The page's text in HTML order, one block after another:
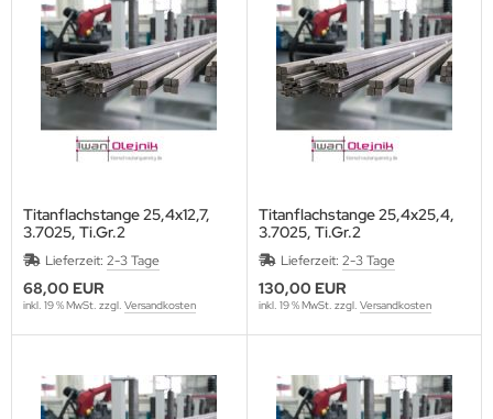
Titanflachstange 25,4x12,7,
3.7025, Ti.Gr.2
Lieferzeit: 2-3 Tage
68,00 EUR
inkl. 19 % MwSt. zzgl. Versandkosten
Titanflachstange 25,4x25,4,
3.7025, Ti.Gr.2
Lieferzeit: 2-3 Tage
130,00 EUR
inkl. 19 % MwSt. zzgl. Versandkosten